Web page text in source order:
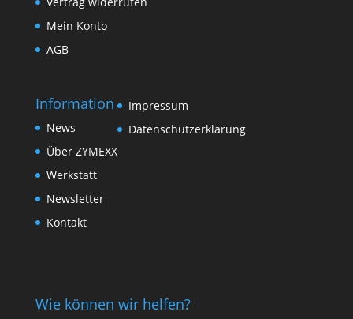
Mein Konto
AGB
Information
News
Über ZYMEXX
Werkstatt
Newsletter
Kontakt
Impressum
Datenschutzerklärung
Wie können wir helfen?